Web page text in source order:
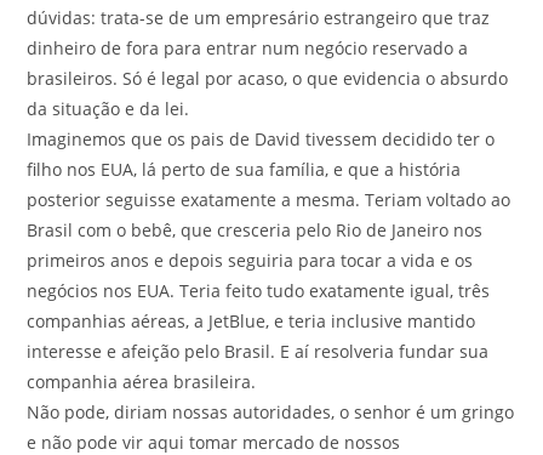
dúvidas: trata-se de um empresário estrangeiro que traz
dinheiro de fora para entrar num negócio reservado a
brasileiros. Só é legal por acaso, o que evidencia o absurdo
da situação e da lei.
Imaginemos que os pais de David tivessem decidido ter o
filho nos EUA, lá perto de sua família, e que a história
posterior seguisse exatamente a mesma. Teriam voltado ao
Brasil com o bebê, que cresceria pelo Rio de Janeiro nos
primeiros anos e depois seguiria para tocar a vida e os
negócios nos EUA. Teria feito tudo exatamente igual, três
companhias aéreas, a JetBlue, e teria inclusive mantido
interesse e afeição pelo Brasil. E aí resolveria fundar sua
companhia aérea brasileira.
Não pode, diriam nossas autoridades, o senhor é um gringo
e não pode vir aqui tomar mercado de nossos